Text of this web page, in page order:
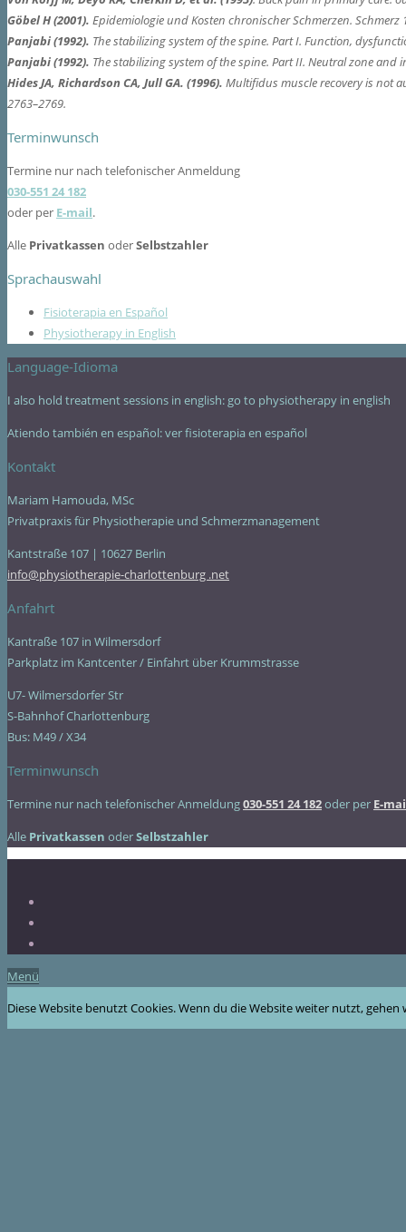
Göbel H (2001). Epidemiologie und Kosten chronischer Schmerzen. Schmerz
Panjabi (1992). The stabilizing system of the spine. Part I. Function,
Panjabi (1992). The stabilizing system of the spine. Part II. Neutral zone
Hides JA, Richardson CA, Jull GA. (1996). Multifidus muscle recovery is not
2763–2769.
Terminwunsch
Termine nur nach telefonischer Anmeldung
030-551 24 182
oder per E-mail.
Alle Privatkassen oderSelbstzahler
Sprachauswahl
Fisioterapia en Español
Physiotherapy in English
Language-Idioma
I also hold treatment sessions in english: go to physiotherapy in english
Atiendo también en español: ver fisioterapia en español
Kontakt
Mariam Hamouda, MSc
Privatpraxis für Physiotherapie und Schmerzmanagement
Kantstraße 107 | 10627 Berlin
info@physiotherapie-charlottenburg .net
Anfahrt
Kantraße 107 in Wilmersdorf
Parkplatz im Kantcenter / Einfahrt über Krummstrasse
U7- Wilmersdorfer Str
S-Bahnhof Charlottenburg
Bus: M49 / X34
Terminwunsch
Termine nur nach telefonischer Anmeldung030-551 24 182oder per E-
Alle Privatkassen oderSelbstzahler
Menü
Diese Website benutzt Cookies. Wenn du die Website weiter nutzt,